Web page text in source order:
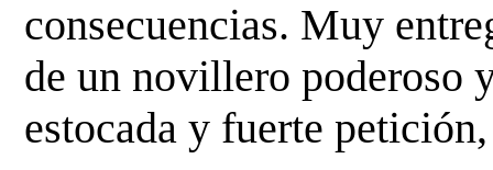
consecuencias. Muy
de un novillero poderoso
estocada y fuerte